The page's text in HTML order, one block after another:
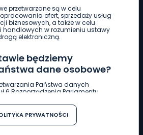
przetwarzane są w celu
ofert, sprzedaży usług
biznesowych, a także w celu
handlowych w rozumieniu ustawy
elektroniczną.
będziemy
dane osobowe?
Państwa danych
6 Rozporządzenia Parlamentu
fizycznych w związku z
osobowych w sprawie
takich danych oraz uchylenia
PRYWATNOŚCI